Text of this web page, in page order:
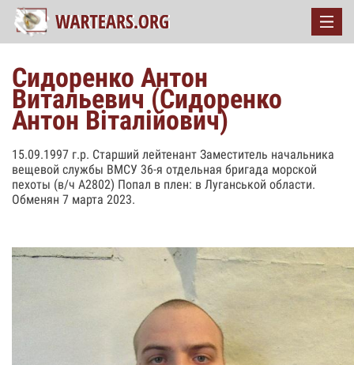
Сидоренко Антон
Витальевич (Сидоренко
Антон Віталійович)
15.09.1997 г.р. Старший лейтенант Заместитель начальника
вещевой службы ВМСУ 36-я отдельная бригада морской
пехоты (в/ч А2802) Попал в плен: в Луганськой области.
Обменян 7 марта 2023.